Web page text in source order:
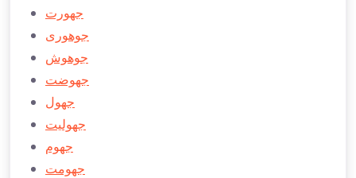
جهورت
جوهوری
جوهوش
جهوضت
جهول
جهولیت
جهوم
جهومت